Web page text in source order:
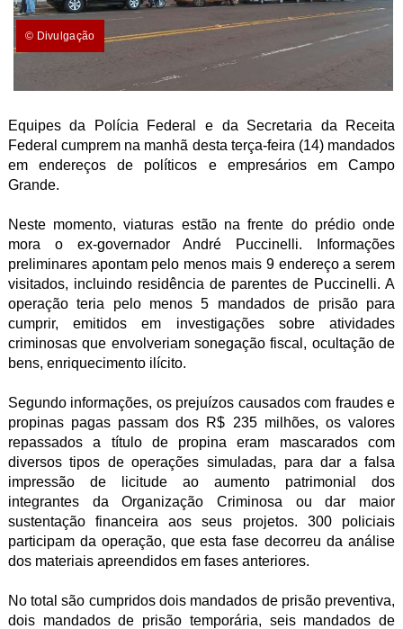
© Divulgação
Equipes da Polícia Federal e da Secretaria da Receita
Federal cumprem na manhã desta terça-feira (14) mandados
em endereços de políticos e empresários em Campo
Grande.
Neste momento, viaturas estão na frente do prédio onde
mora o ex-governador André Puccinelli. Informações
preliminares apontam pelo menos mais 9 endereço a serem
visitados, incluindo residência de parentes de Puccinelli. A
operação teria pelo menos 5 mandados de prisão para
cumprir, emitidos em investigações sobre atividades
criminosas que envolveriam sonegação fiscal, ocultação de
bens, enriquecimento ilícito.
Segundo informações, os prejuízos causados com fraudes e
propinas pagas passam dos R$ 235 milhões, os valores
repassados a título de propina eram mascarados com
diversos tipos de operações simuladas, para dar a falsa
impressão de licitude ao aumento patrimonial dos
integrantes da Organização Criminosa ou dar maior
sustentação financeira aos seus projetos. 300 policiais
participam da operação, que esta fase decorreu da análise
dos materiais apreendidos em fases anteriores.
No total são cumpridos dois mandados de prisão preventiva,
dois mandados de prisão temporária, seis mandados de